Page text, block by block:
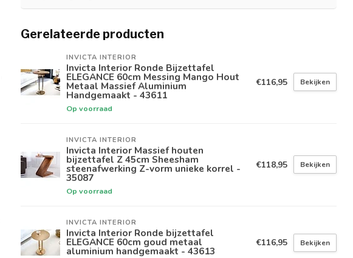
Gerelateerde producten
INVICTA INTERIOR
Invicta Interior Ronde Bijzettafel
ELEGANCE 60cm Messing Mango Hout
Metaal Massief Aluminium
Handgemaakt - 43611
Op voorraad
€116,95 Bekijken
INVICTA INTERIOR
Invicta Interior Massief houten
bijzettafel Z 45cm Sheesham
steenafwerking Z-vorm unieke korrel -
35087
Op voorraad
€118,95 Bekijken
INVICTA INTERIOR
Invicta Interior Ronde bijzettafel
ELEGANCE 60cm goud metaal
aluminium handgemaakt - 43613
€116,95 Bekijken